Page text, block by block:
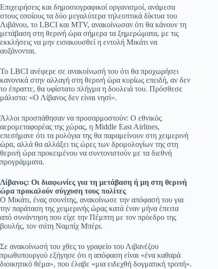
Επιχειρήσεις και δημοσιογραφικοί οργανισμοί, ανάμεσα
στους οποίους τα δύο μεγαλύτερα τηλεοπτικά δίκτυα του
Λιβάνου, το LBCI και MTV, ανακοίνωσαν ότι θα κάνουν τη
μετάβαση στη θερινή ώρα σήμερα τα ξημερώματα, με τις
εκκλήσεις να μην εισακουσθεί η εντολή Μικάτι να
αυξάνονται.
Το LBCI ανέφερε σε ανακοίνωσή του ότι θα προχωρήσει
κανονικά στην αλλαγή στη θερινή ώρα κυρίως επειδή, αν δεν
το έπραττε, θα υφίστατο πλήγμα η δουλειά του. Πρόσθεσε
μάλιστα: «Ο Λίβανος δεν είναι νησί».
Άλλοι προσπάθησαν να προσαρμοστούν: Ο εθνικός
αερομεταφορέας της χώρας, η Middle East Airlines,
επεσήμανε ότι τα ρολόγια της θα παραμείνουν στη χειμερινή
ώρα, αλλά θα αλλάξει τις ώρες των δρομολογίων της στη
θερινή ώρα προκειμένου να συντονιστούν με τα διεθνή
προγράμματα.
Λίβανος: Οι διαφωνίες για τη μετάβαση ή μη στη θερινή
ώρα προκαλούν σύγχυση τους πολίτες
Ο Μικάτι, ένας σουνίτης, ανακοίνωσε την απόφασή του για
την παράταση της χειμερινής ώρας κατά έναν μήνα έπειτα
από συνάντηση που είχε την Πέμπτη με τον πρόεδρο της
βουλής, τον σιίτη Ναμπίχ Μπέρι.
Σε ανακοίνωσή του χθες το γραφείο του Λιβανέζου
πρωθυπουργού εξήγησε ότι η απόφαση είναι «ένα καθαρά
διοικητικό θέμα», που έλαβε «μια ειδεχθή δογματική τροπή».